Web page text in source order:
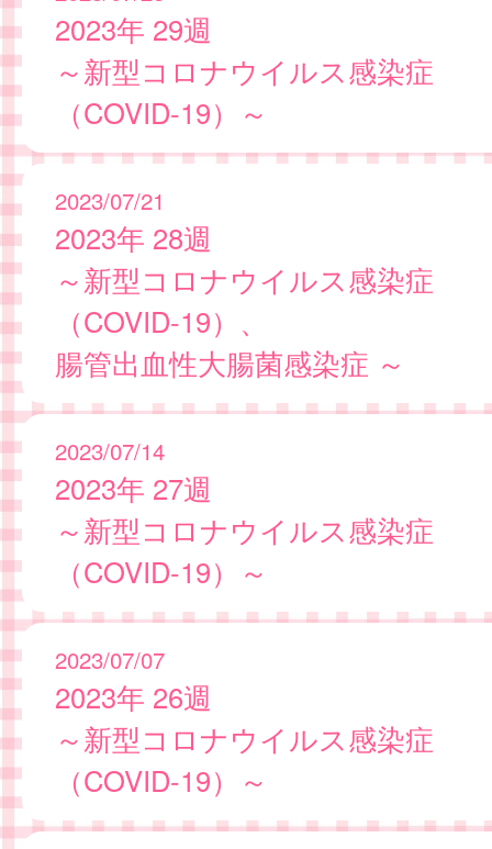
2023年 29週
～新型コロナウイルス感染症
（COVID-19）～
2023/07/21
2023年 28週
～新型コロナウイルス感染症
（COVID-19）、
腸管出血性大腸菌感染症 ～
2023/07/14
2023年 27週
～新型コロナウイルス感染症
（COVID-19）～
2023/07/07
2023年 26週
～新型コロナウイルス感染症
（COVID-19）～